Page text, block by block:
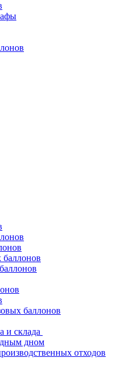
баллонов
и склада
дном
отходов